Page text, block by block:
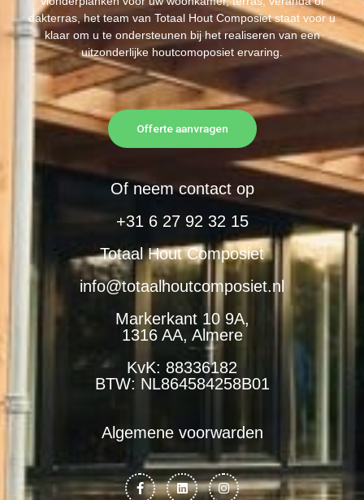
dakterras, het team van Totaal Hout Composiet staat voor u
klaar om u te ondersteunen bij het realiseren van een
uitzonderlijke houtcomoposiet ervaring.
Offerte aanvragen
Of neem contact op
+31 6 27 92 32 15
Totaal Hout Composiet
info@totaalhoutcomposiet.nl
Markerkant 10 9A,
1316 AA, Almere
KvK: 88336182
BTW: NL864584258B01
Algemene voorwarden